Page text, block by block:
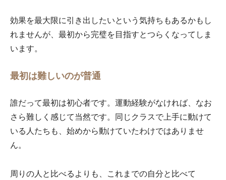
効果を最大限に引き出したいという気持ちもあるかもし
れませんが、最初から完璧を目指すとつらくなってしま
います。
最初は難しいのが普通
誰だって最初は初心者です。運動経験がなければ、なお
さら難しく感じて当然です。同じクラスで上手に動けて
いる人たちも、始めから動けていたわけではありませ
ん。
周りの人と比べるよりも、これまでの自分と比べて